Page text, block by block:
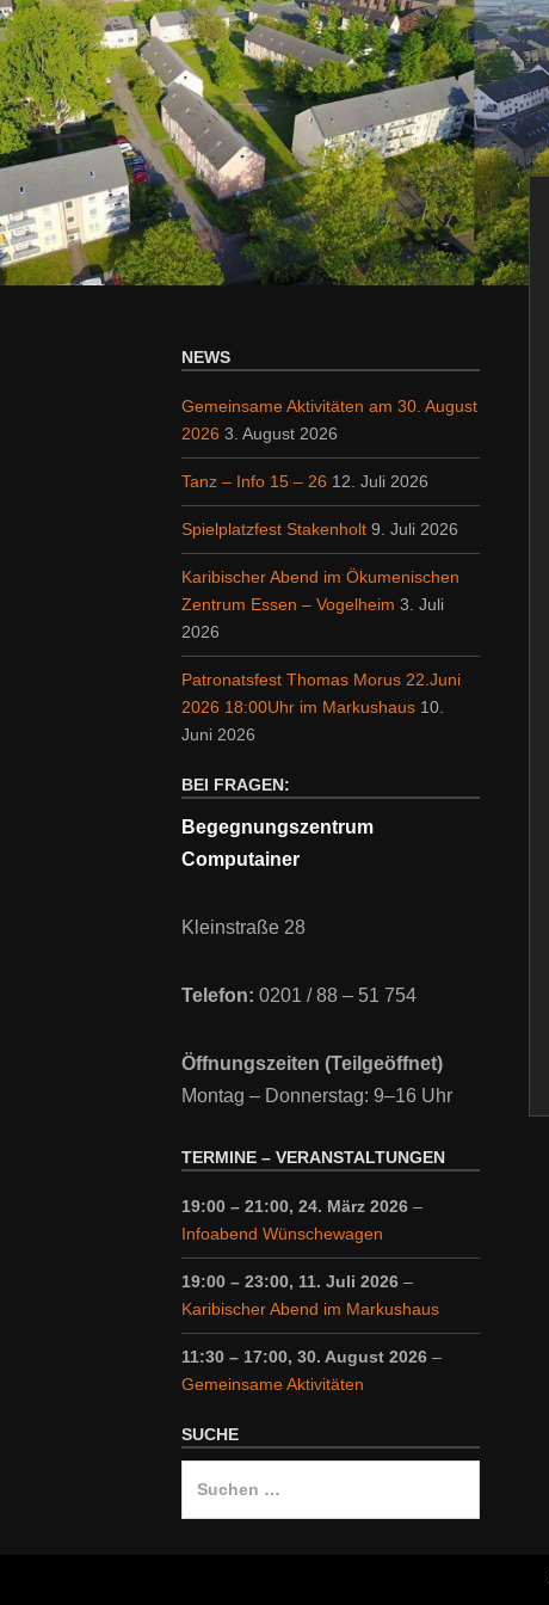
NEWS
Gemeinsame Aktivitäten am 30. August
2026 3. August 2026
Tanz – Info 15 – 26 12. Juli 2026
Spielplatzfest Stakenholt 9. Juli 2026
Karibischer Abend im Ökumenischen
Zentrum Essen – Vogelheim 3. Juli
2026
Patronatsfest Thomas Morus 22.Juni
2026 18:00Uhr im Markushaus 10.
Juni 2026
BEI FRAGEN:
Begegnungszentrum
Computainer
Kleinstraße 28
Telefon: 0201 / 88 – 51 754
Öffnungszeiten (Teilgeöffnet)
Montag – Donnerstag: 9–16 Uhr
TERMINE – VERANSTALTUNGEN
19:00 – 21:00, 24. März 2026 –
Infoabend Wünschewagen
19:00 – 23:00, 11. Juli 2026 –
Karibischer Abend im Markushaus
11:30 – 17:00, 30. August 2026 –
Gemeinsame Aktivitäten
SUCHE